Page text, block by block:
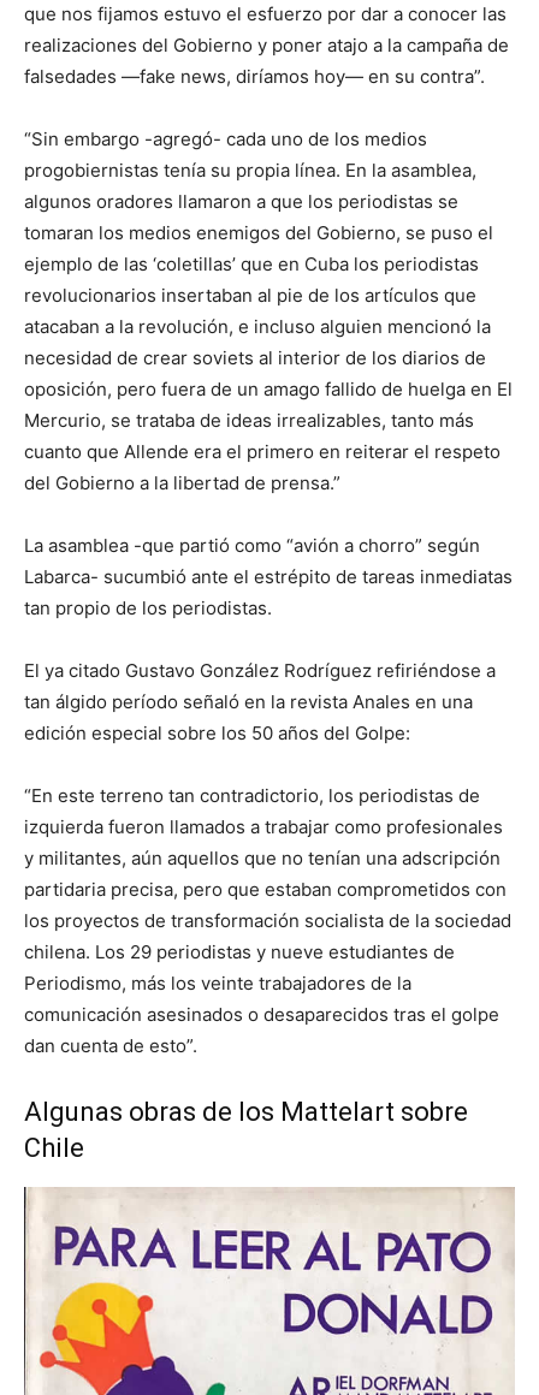
que nos fijamos estuvo el esfuerzo por dar a conocer las
realizaciones del Gobierno y poner atajo a la campaña de
falsedades —fake news, diríamos hoy— en su contra”.
“Sin embargo -agregó- cada uno de los medios
progobiernistas tenía su propia línea. En la asamblea,
algunos oradores llamaron a que los periodistas se
tomaran los medios enemigos del Gobierno, se puso el
ejemplo de las ‘coletillas’ que en Cuba los periodistas
revolucionarios insertaban al pie de los artículos que
atacaban a la revolución, e incluso alguien mencionó la
necesidad de crear soviets al interior de los diarios de
oposición, pero fuera de un amago fallido de huelga en El
Mercurio, se trataba de ideas irrealizables, tanto más
cuanto que Allende era el primero en reiterar el respeto
del Gobierno a la libertad de prensa.”
La asamblea -que partió como “avión a chorro” según
Labarca- sucumbió ante el estrépito de tareas inmediatas
tan propio de los periodistas.
El ya citado Gustavo González Rodríguez refiriéndose a
tan álgido período señaló en la revista Anales en una
edición especial sobre los 50 años del Golpe:
“En este terreno tan contradictorio, los periodistas de
izquierda fueron llamados a trabajar como profesionales
y militantes, aún aquellos que no tenían una adscripción
partidaria precisa, pero que estaban comprometidos con
los proyectos de transformación socialista de la sociedad
chilena. Los 29 periodistas y nueve estudiantes de
Periodismo, más los veinte trabajadores de la
comunicación asesinados o desaparecidos tras el golpe
dan cuenta de esto”.
Algunas obras de los Mattelart sobre
Chile